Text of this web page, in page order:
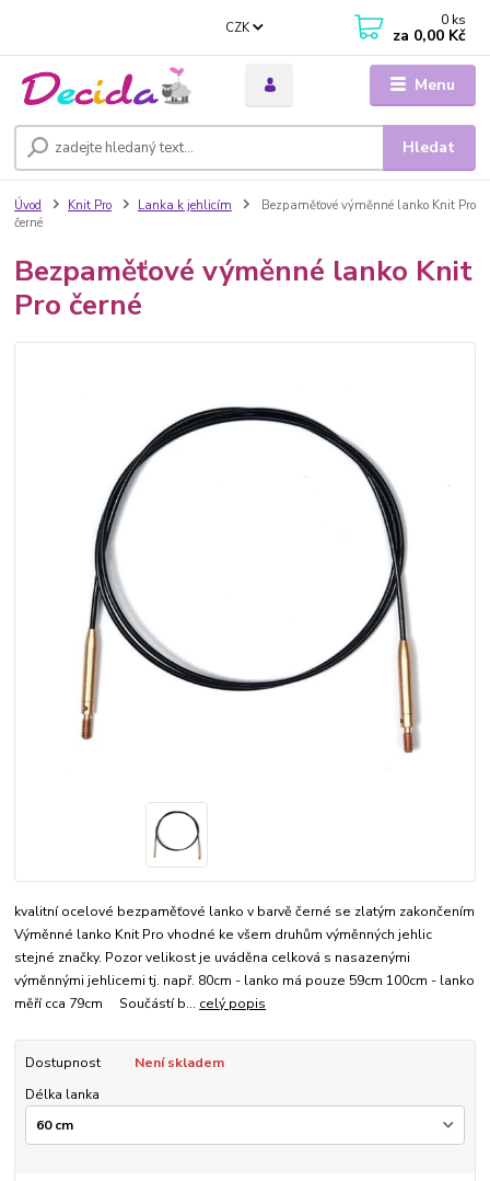
Menu
CZK
Hledat
0 ks
za 0,00 Kč
Úvod Knit Pro Lanka k jehlicím
Bezpaměťové výměnné lanko Knit Pro
černé
Bezpaměťové výměnné lanko Knit
Pro černé
kvalitní ocelové bezpaměťové lanko v barvě černé se zlatým zakončením
Výměnné lanko Knit Pro vhodné ke všem druhům výměnných jehlic
stejné značky. Pozor velikost je uváděna celková s nasazenými
výměnnými jehlicemi tj. např. 80cm - lanko má pouze 59cm 100cm - lanko
měří cca 79cm Součástí b... celý popis
Dostupnost
Není skladem
Délka lanka